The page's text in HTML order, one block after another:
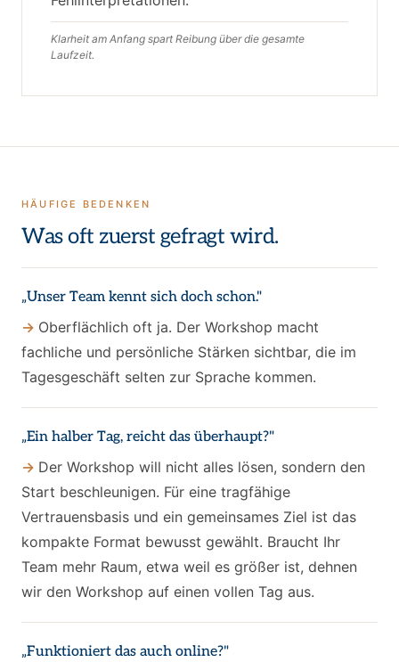
Klarheit am Anfang spart Reibung über die gesamte
Laufzeit.
HÄUFIGE BEDENKEN
Was oft zuerst gefragt wird.
„Unser Team kennt sich doch schon."
Oberflächlich oft ja. Der Workshop macht
fachliche und persönliche Stärken sichtbar, die im
Tagesgeschäft selten zur Sprache kommen.
„Ein halber Tag, reicht das überhaupt?"
Der Workshop will nicht alles lösen, sondern den
Start beschleunigen. Für eine tragfähige
Vertrauensbasis und ein gemeinsames Ziel ist das
kompakte Format bewusst gewählt. Braucht Ihr
Team mehr Raum, etwa weil es größer ist, dehnen
wir den Workshop auf einen vollen Tag aus.
„Funktioniert das auch online?"